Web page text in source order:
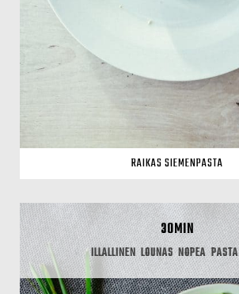
RAIKAS SIEMENPASTA
30MIN
ILLALLINEN LOUNAS NOPEA PASTA